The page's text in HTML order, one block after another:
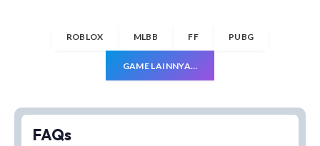
ROBLOX MLBB FF PUBG
GAME LAINNYA…
FAQs